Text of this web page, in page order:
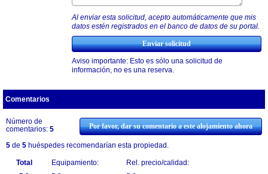
Al enviar esta solicitud, acepto automáticamente que mis
datos estén registrados en el banco de datos de su portal.
Aviso importante: Esto es sólo una solicitud de
información, no es una reserva.
Comentarios
Por favor, dar su comentario a este alojamiento ahora
Número de
comentarios: 5
5 de 5 huéspedes recomendarían esta propiedad.
Total
Equipamiento:
Rel. precio/calidad: